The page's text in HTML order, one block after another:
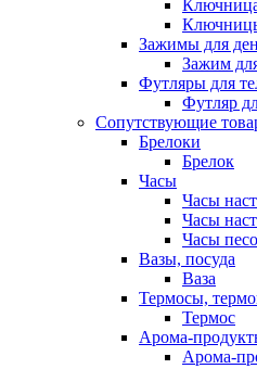
Зажимы для
Зажим
Футляры для
Футляр
Сопутствующие
Брелоки
Брелок
Часы
Часы
Часы
Часы
Вазы, посуда
Ваза
Термосы,
Термос
Арома-
Арома-